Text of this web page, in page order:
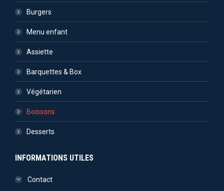
Burgers
Menu enfant
Assiette
Barquettes & Box
Végétarien
Boissons
Desserts
INFORMATIONS UTILES
Contact